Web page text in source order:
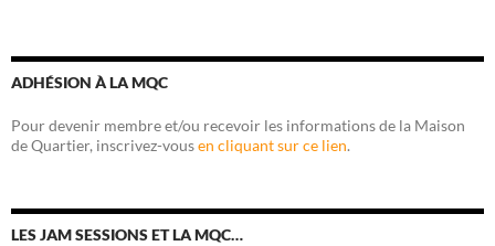
ADHÉSION À LA MQC
Pour devenir membre et/ou recevoir les informations de la Maison
de Quartier, inscrivez-vousen cliquant sur ce lien.
LES JAM SESSIONS ET LA MQC…